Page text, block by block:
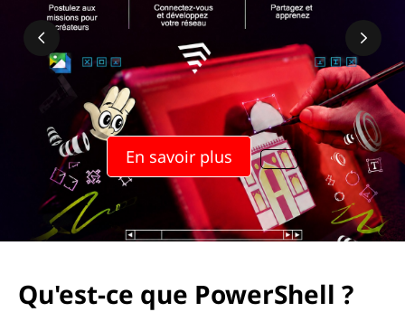
o
w
En savoir plus
Qu'est-ce que PowerShell ?